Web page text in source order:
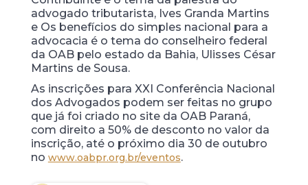
advogado tributarista, Ives Granda Martins
e Os benefícios do simples nacional para a
advocacia é o tema do conselheiro federal
da OAB pelo estado da Bahia, Ulisses César
Martins de Sousa.
As inscrições para XXI Conferência Nacional
dos Advogados podem ser feitas no grupo
que já foi criado no site da OAB Paraná,
com direito a 50% de desconto no valor da
inscrição, até o próximo dia 30 de outubro
no www.oabpr.org.br/eventos.